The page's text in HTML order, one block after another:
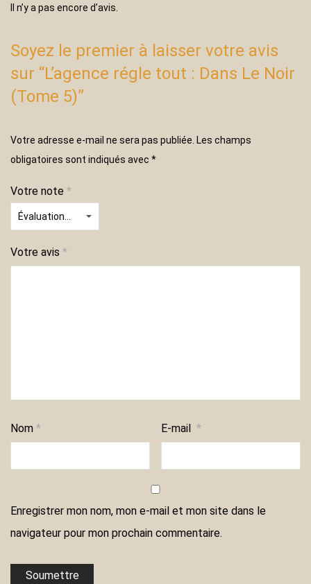
Il n’y a pas encore d’avis.
Soyez le premier à laisser votre avis
sur “L’agence régle tout : Dans Le Noir
(Tome 5)”
Votre adresse e-mail ne sera pas publiée. Les champs
obligatoires sont indiqués avec *
Votre note *
Votre avis *
Nom * E-mail*
Enregistrer mon nom, mon e-mail et mon site dans le
navigateur pour mon prochain commentaire.